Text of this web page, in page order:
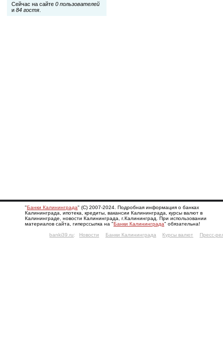
Сейчас на сайте 0 пользователей
и 84 гостя.
"Банки Калининграда" (С) 2007-2024. Подробная информация о банках
Калининграда, ипотека, кредиты, вакансии Калининграда, курсы валют в
Калининграде, новости Калининграда, г.Калининград. При использовании
материалов сайта, гиперссылка на "Банки Калининграда" обязательна!
banki39.ru: Новости Банки Калининграда Курсы валют Пресс-